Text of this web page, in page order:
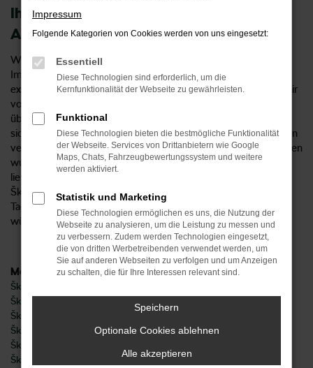
Ihr Škoda steht für Sie bereit – im
Autohaus Kosian
Wer sich für einen Škoda entscheidet, trifft eine kluge Wahl.
Im Automobilbereich genießt dieser Hersteller einen
exzellenten Ruf und baut überaus zuverlässige Fahrzeuge. Wir
vom Autohaus Kosian verkaufen Ihnen Škoda und
übernehmen zudem eine umfangreiche Beratung. Freuen Sie
sich auf ein Unternehmen, das seit 1947 tief in unserer Region
verwurzelt ist und Service groß schreibt. In den letzten Jahren
wurden wir immer wieder mit Preisen ausgezeichnet und
lieben unseren Beruf. Natürlich erhalten Sie bei uns sowohl
Škoda Neuwagen als auch gebrauchte Fahrzeuge sowie
Tageszulassungen und Jahreswagen. Ganz so, wie Sie es sich
wünschen und stets zu herausragend günstigen Preisen.
Modelle
Škoda Fabia
Škoda Karoq
Škoda Kodiaq
Škoda Octavia
Škoda Superb
Škoda Kamiq
Impressum
Folgende Kategorien von Cookies werden von uns eingesetzt:
Essentiell
Diese Technologien sind erforderlich, um die
Kernfunktionalität der Webseite zu gewährleisten.
Funktional
Diese Technologien bieten die bestmögliche Funktionalität
der Webseite. Services von Drittanbietern wie Google
Maps, Chats, Fahrzeugbewertungssystem und weitere
werden aktiviert.
Statistik und Marketing
Diese Technologien ermöglichen es uns, die Nutzung der
Webseite zu analysieren, um die Leistung zu messen und
zu verbessern. Zudem werden Technologien eingesetzt,
die von dritten Werbetreibenden verwendet werden, um
Sie auf anderen Webseiten zu verfolgen und um Anzeigen
zu schalten, die für Ihre Interessen relevant sind.
Speichern
Optionale Cookies ablehnen
Alle akzeptieren